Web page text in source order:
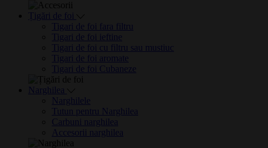
Țigări de foi
Tigari de foi fara filtru
Tigari de foi ieftine
Tigari de foi cu filtru sau mustiuc
Tigari de foi aromate
Tigari de foi Cubaneze
Narghilea
Narghilele
Tutun pentru Narghilea
Carbuni narghilea
Accesorii narghilea